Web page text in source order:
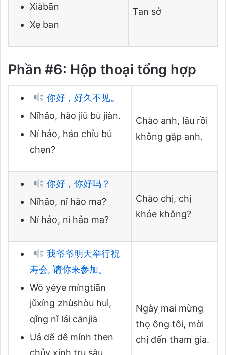
Xiàbān
Xẹ ban
Tan sở
Phần #6: Hộp thoại tổng hợp
你好，好久不见。
Nǐhǎo, hǎo jiǔ bù jiàn.
Ní hảo, háo chỉu bú
chẹn?
Chào anh, lâu rồi
không gặp anh.
你好，你好吗？
Nǐhǎo, nǐ hǎo ma?
Ní hảo, ní hảo ma?
Chào chị, chị
khỏe không?
我爷爷明天举行祝
寿会, 请你来参加。
Wǒ yéye míngtiān
jǔxíng zhùshòu huì,
qǐng nǐ lái cānjiā
Uả dế dê mính then
Ngày mai mừng
thọ ông tôi, mời
chị đến tham gia.